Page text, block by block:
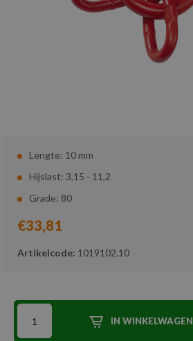
Lengte: 10 mm
Hijslast: 3,15 - 11,2
Grade: 80
€33,81
Artikelcode: 1019102.10
IN WINKELWAGEN